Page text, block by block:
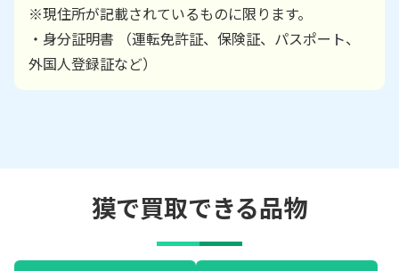
※現住所が記載されているものに限ります。
・身分証明書 （運転免許証、保険証、パスポート、
外国人登録証など）
獏で買取できる品物